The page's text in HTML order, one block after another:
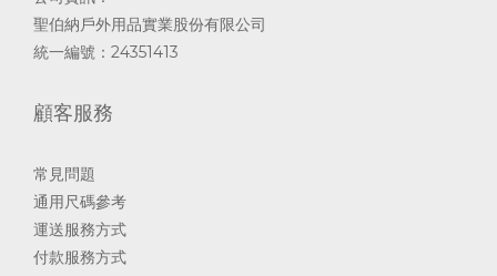
聖伯納戶外用品實業股份有限公司
統一編號：24351413
顧客服務
常見問題
通用尺碼參考
運送服務方式
付款服務方式